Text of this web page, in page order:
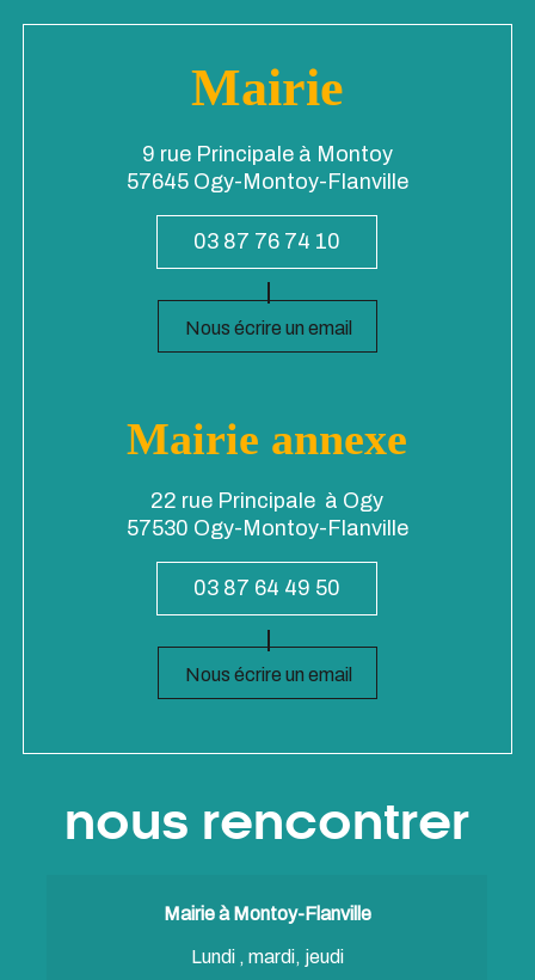
Mairie
9 rue Principale à Montoy
57645 Ogy-Montoy-Flanville
03 87 76 74 10
Nous écrire un email
Mairie annexe
22 rue Principale à Ogy
57530 Ogy-Montoy-Flanville
03 87 64 49 50
Nous écrire un email
nous rencontrer
Mairie à Montoy-Flanville
Lundi , mardi, jeudi